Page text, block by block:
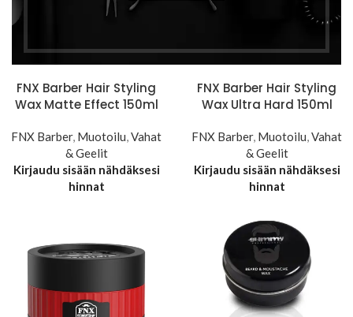
FNX Barber Hair Styling
Wax Matte Effect 150ml
FNX Barber, Muotoilu,Vahat
& Geelit
Kirjaudu sisään nähdäksesi
hinnat
FNX Barber Hair Styling
Wax Ultra Hard 150ml
FNX Barber, Muotoilu,Vahat
& Geelit
Kirjaudu sisään nähdäksesi
hinnat